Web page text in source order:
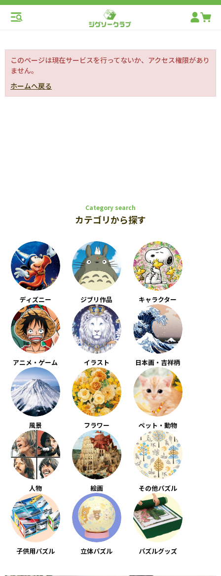
このページは現在サービスを行ってないか、アクセス権限があり
ません。
ホームへ戻る
Category search
カテゴリから探す
ディズニー ジブリ作品 キャラクター
アニメ・ゲーム イラスト 日本画・吉祥柄
風景 フラワー ペット・動物
人物 絵画 その他パズル
子供用パズル 立体パズル パズルグッズ